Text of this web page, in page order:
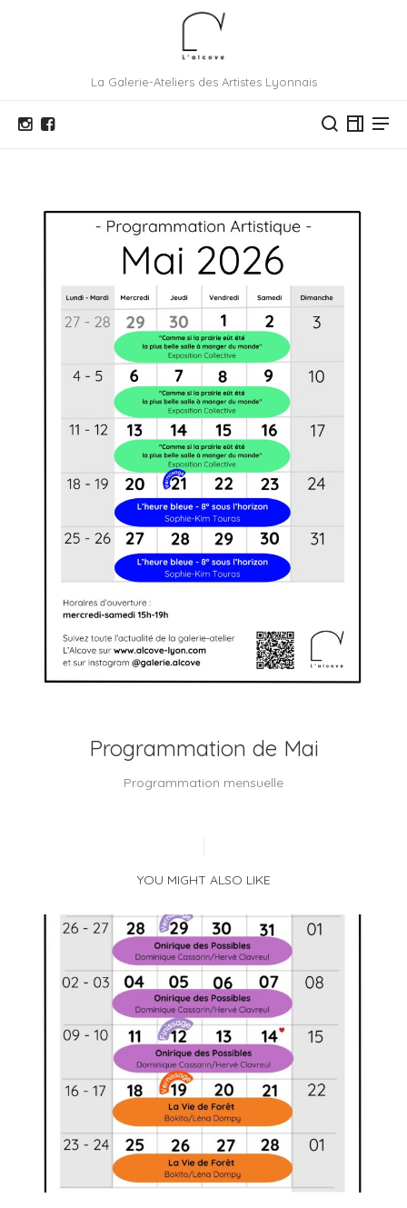
La Galerie-Ateliers des Artistes Lyonnais
Programmation de Mai
Programmation mensuelle
YOU MIGHT ALSO LIKE